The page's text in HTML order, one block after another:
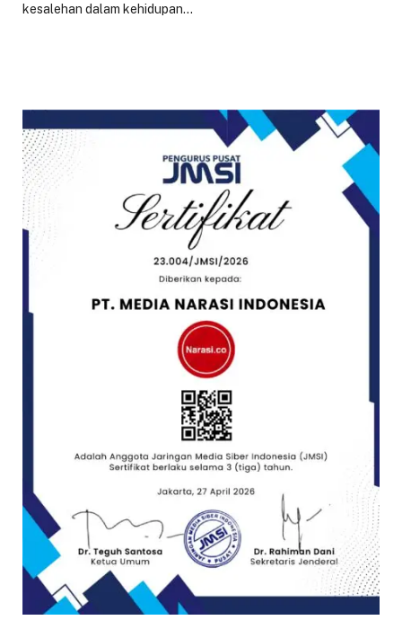
kesalehan dalam kehidupan…